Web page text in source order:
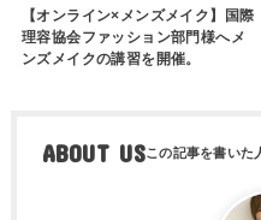
【オンライン×メンズメイク】国際
理容協会ファッション部門様へメ
ンズメイクの講習を開催。
ABOUT US